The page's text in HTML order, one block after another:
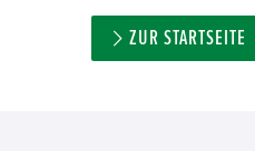
ZUR STARTSEITE